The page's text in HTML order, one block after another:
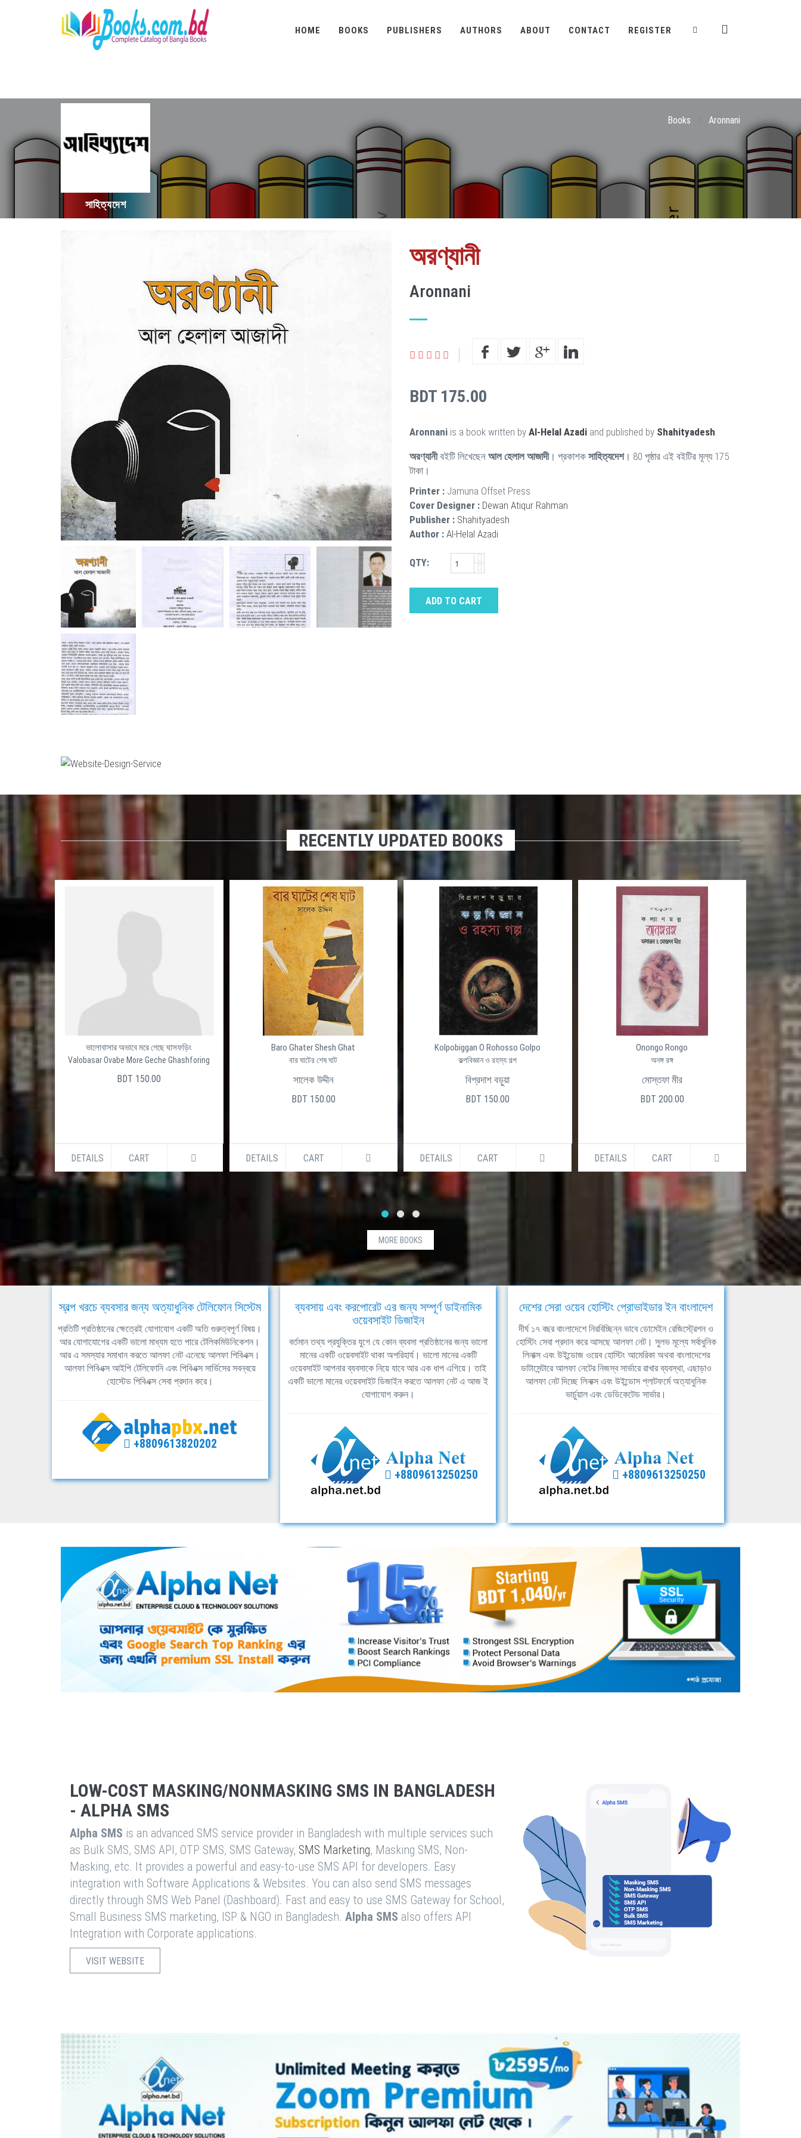
HOME BOOKS PUBLISHERS AUTHORS ABOUT CONTACT REGISTER
সাহিত্যদেশ
Books Aronnani
অরণ্যানী
Aronnani
BDT 175.00
Aronnani is a book written by Al-Helal Azadi and published by Shahityadesh.
অরণ্যানীবইটি লিখেছেন আল হেলাল আজাদী। প্রকাশক সাহিত্যদেশ। 80 পৃষ্ঠার এই বইটির মূল্য 175
টাকা।
Printer : Jamuna Offset Press
Cover Designer : Dewan Atiqur Rahman
Publisher : Shahityadesh
Author : Al-Helal Azadi
QTY:
ADD TO CART
RECENTLY UPDATED BOOKS
ভালোবাসার অভাবে মরে গেছে ঘাসফড়িং
Valobasar Ovabe More Geche Ghashforing
BDT 150.00
DETAILS CART
Baro Ghater Shesh Ghat
বার ঘাটের শেষ ঘাট
সালেক উদ্দীন
BDT 150.00
DETAILS CART
Kolpobiggan O Rohosso Golpo
কল্পবিজ্ঞান ও রহস্য গল্প
বিপ্রদাশ বড়ুয়া
BDT 150.00
DETAILS CART
Onongo Rongo
অনঙ্গ রঙ্গ
মোস্তফা মীর
BDT 200.00
DETAILS CART DETAILS
MORE BOOKS
স্বল্প খরচে ব্যবসার জন্য অত্যাধুনিক টেলিফোন সিস্টেম
প্রতিটি প্রতিষ্ঠানের ক্ষেত্রেই যোগাযোগ একটি অতি গুরুত্বপূর্ণ বিষয়।
আর যোগাযোগের একটি ভালো মাধ্যম হতে পারে টেলিকমিউনিকেশন।
আর এ সমস্যার সমাধান করতে আলফা নেট এনেছে আলফা পিবিএক্স।
আলফা পিবিএক্স আইপি টেলিফোনি এবং পিবিএক্স সার্ভিসের সবন্বয়ে
হোস্টেড পিবিএক্স সেবা প্রদান করে।
+8809613820202
ব্যবসায় এবং করপোরেট এর জন্য সম্পূর্ণ ডাইনামিক
ওয়েবসাইট ডিজাইন
বর্তমান তথ্য প্রযুক্তির যুগে যে কোন ব্যবসা প্রতিষ্ঠানের জন্য ভালো
মানের একটি ওয়েবসাইট থাকা অপরিহার্য। ভালো মানের একটি
ওয়েবসাইট আপনার ব্যবসাকে নিয়ে যাবে আর এক ধাপ এগিয়ে। তাই
একটি ভালো মানের ওয়েবসাইট ডিজাইন করতে আলফা নেট এ আজ ই
যোগাযোগ করুন।
+8809613250250
দেশের সেরা ওয়েব হোস্টিং প্রোভাইডার ইন বাংলাদেশ
দীর্ঘ ১৭ বছর বাংলাদেশে নিরবিচ্ছিন্ন ভাবে ডোমেইন রেজিস্ট্রেশন ও
হোস্টিং সেবা প্রদান করে আসছে আলফা নেট। সুলভ মূল্যে সর্বাধুনিক
লিনাক্স এবং উইন্ডোজ ওয়েব হোস্টিং আমেরিকা অথবা বাংলাদেশের
ডাটাসেন্টারে আলফা নেটের নিজস্ব সার্ভারে রাখার ব্যবস্থা, এছাড়াও
আলফা নেট দিচ্ছে লিনাক্স এবং উইন্ডোস প্লাটফর্মে অত্যাধুনিক
ভার্চুয়াল এবং ডেডিকেটেড সার্ভার।
+8809613250250
LOW-COST MASKING/NONMASKING SMS IN BANGLADESH
- ALPHA SMS
Alpha SMS is an advanced SMS service provider in Bangladesh with multiple services such
as Bulk SMS, SMS API, OTP SMS, SMS Gateway, SMS Marketing, Masking SMS, Non-
Masking, etc. It provides a powerful and easy-to-use SMS API for developers. Easy
integration with Software Applications & Websites. You can also send SMS messages
directly through SMS Web Panel (Dashboard). Fast and easy to use SMS Gateway for School,
Small Business SMS marketing, ISP & NGO in Bangladesh. Alpha SMS also offers API
Integration with Corporate applications.
VISIT WEBSITE